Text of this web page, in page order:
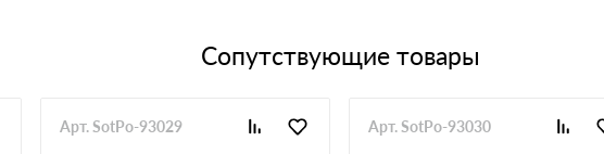
Сопутствующие товары
Арт. SotPo-93029 Арт. SotPo-93030